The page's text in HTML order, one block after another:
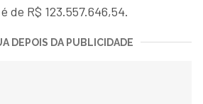
de R$ 123.557.646,54.
DEPOIS DA PUBLICIDADE